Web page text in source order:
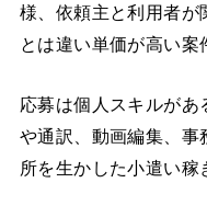
様、依頼主と利用者が
とは違い単価が高い案
応募は個人スキルがあ
や通訳、動画編集、事
所を生かした小遣い稼